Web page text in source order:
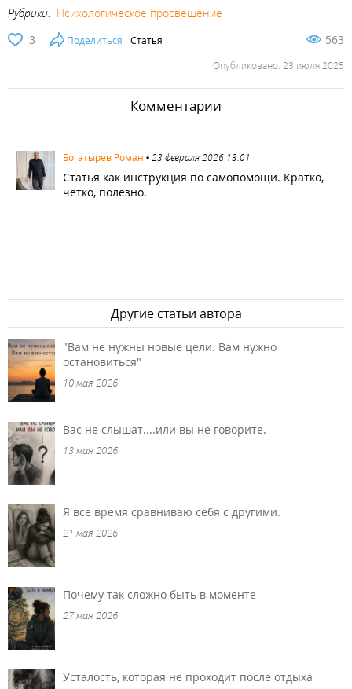
Рубрики: Психологическое просвещение
3
Поделиться Статья 563
Опубликовано: 23 июля 2025
Комментарии
1267 Богатырев Роман •23 февраля 2026 13:01
Статья как инструкция по самопомощи. Кратко,
чётко, полезно.
Другие статьи автора
"Вам не нужны новые цели. Вам нужно
остановиться"
10 мая 2026
Вас не слышат....или вы не говорите.
13 мая 2026
Я все время сравниваю себя с другими.
21 мая 2026
Почему так сложно быть в моменте
27 мая 2026
Усталость, которая не проходит после отдыха